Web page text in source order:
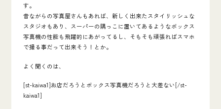
す。
昔ながらの写真屋さんもあれば、新しく出来たスタイリッシュな
スタジオもあり、スーパーの隅っこに置いてあるようなボックス
写真機の性能も飛躍的にあがってるし、そもそも頑張ればスマホ
で撮る事だって出来そう！とか。
よく聞くのは、
[st-kaiwa1]お店だろうとボックス写真機だろうと大差ない[/st-
kaiwa1]